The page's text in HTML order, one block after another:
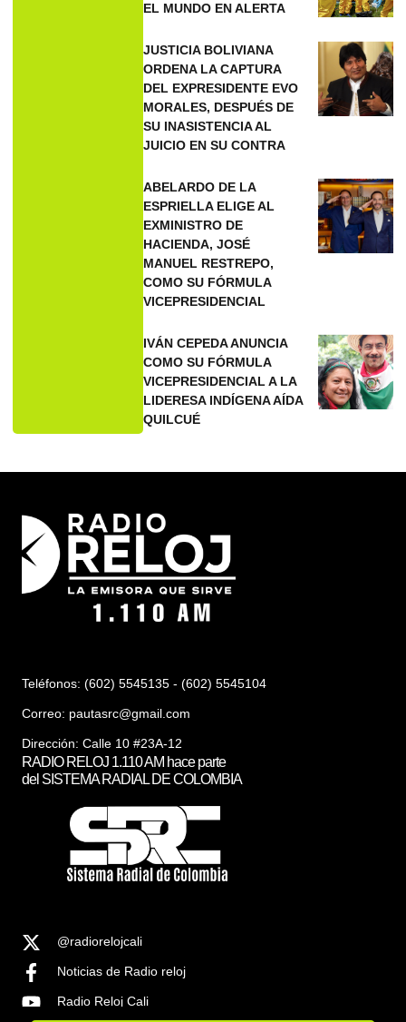
EL MUNDO EN ALERTA
JUSTICIA BOLIVIANA
ORDENA LA CAPTURA
DEL EXPRESIDENTE EVO
MORALES, DESPUÉS DE
SU INASISTENCIA AL
JUICIO EN SU CONTRA
ABELARDO DE LA
ESPRIELLA ELIGE AL
EXMINISTRO DE
HACIENDA, JOSÉ
MANUEL RESTREPO,
COMO SU FÓRMULA
VICEPRESIDENCIAL
IVÁN CEPEDA ANUNCIA
COMO SU FÓRMULA
VICEPRESIDENCIAL A LA
LIDERESA INDÍGENA AÍDA
QUILCUÉ
Teléfonos: (602) 5545135 - (602) 5545104
Correo: pautasrc@gmail.com
Dirección: Calle 10 #23A-12
RADIO RELOJ 1.110 AM hace parte
del SISTEMA RADIAL DE COLOMBIA
@radiorelojcali
Noticias de Radio reloj
Radio Reloj Cali